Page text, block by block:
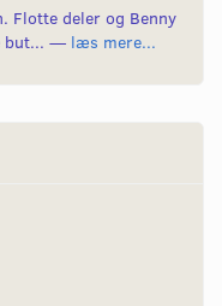
Flotte deler og Benny
but... — læs mere...